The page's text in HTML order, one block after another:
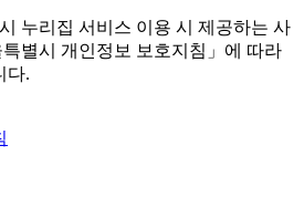
누리집 서비스 이용 시 제공하는 사
별시 개인정보 보호지침」에 따라
다.